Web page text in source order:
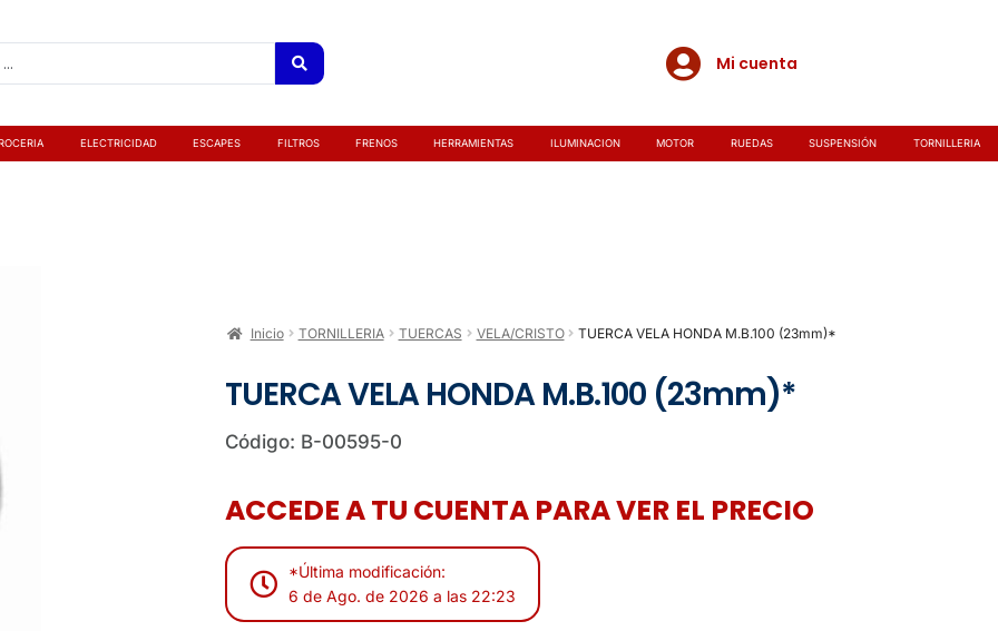
Mi cuenta
ELECTRICIDAD ESCAPES FILTROS FRENOS HERRAMIENTAS ILUMINACION MOTOR RUEDAS SUSPENSIÓN TORNILLERIA
Inicio TORNILLERIA TUERCAS VELA/CRISTO TUERCA VELA HONDA M.B.100 (23mm)*
TUERCA VELA HONDA M.B.100 (23mm)*
Código: B-00595-0
ACCEDE A TU CUENTA PARA VER EL PRECIO
*Última modificación:
6 de Ago. de 2026 a las 22:23